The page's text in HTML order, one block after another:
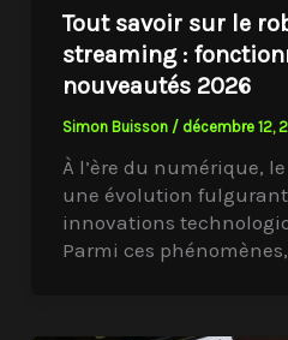
Tout savoir sur le
streaming :
nouveautés 2026
Simon Buisson / décembre 12,
À l’ère du numérique,
une évolution
innovations
Parmi ces